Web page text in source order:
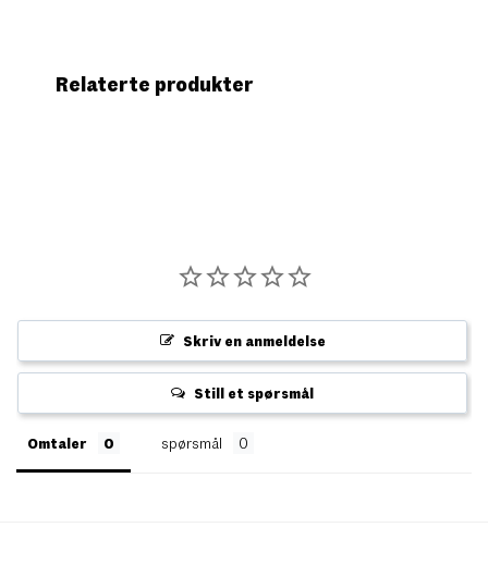
Relaterte produkter
Skriv en anmeldelse
Still et spørsmål
Omtaler spørsmål